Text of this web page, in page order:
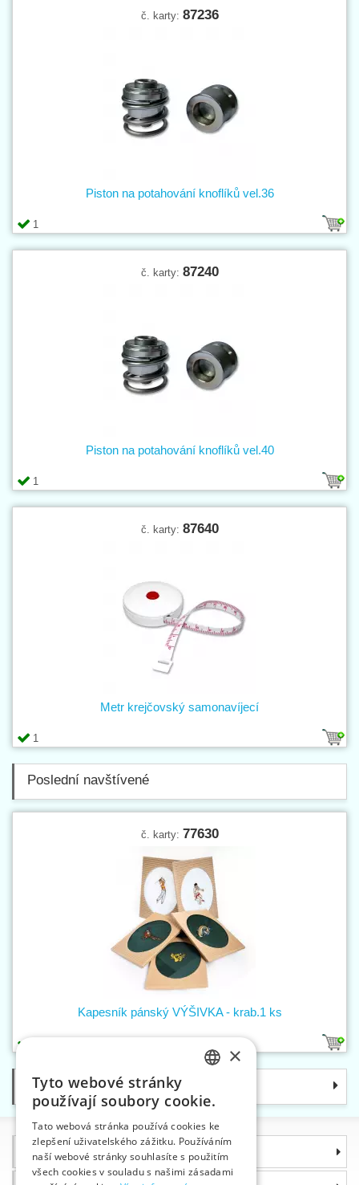
č. karty: 87236
1
Piston na potahování knoflíků vel.36
č. karty: 87240
1
Piston na potahování knoflíků vel.40
č. karty: 87640
1
Metr krejčovský samonavíjecí
Poslední navštívené
č. karty: 77630
Kapesník pánský VÝŠIVKA - krab.1 ks
Kategorie
Informace
ENGLISH
GERMAN
×
Tyto webové stránky
používají soubory cookie.
Tato webová stránka používá cookies ke
zlepšení uživatelského zážitku. Používáním
naší webové stránky souhlasíte s použitím
všech cookies v souladu s našimi zásadami